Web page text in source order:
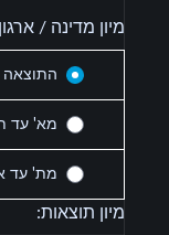
מיון מדינה /
התוצאה
מא' עד
מת' עד
מיון תוצאות: